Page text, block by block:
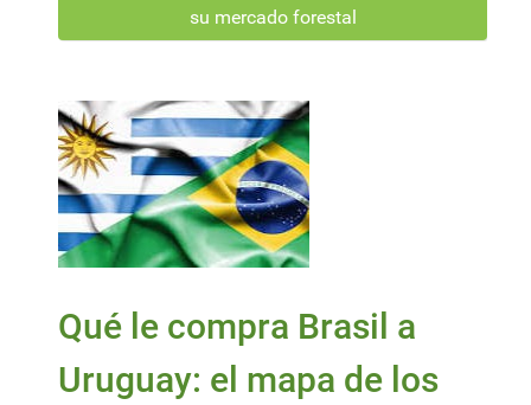
su mercado forestal
Qué le compra Brasil a
Uruguay: el mapa de los